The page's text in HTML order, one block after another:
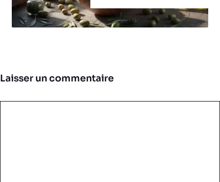
Laisser un commentaire